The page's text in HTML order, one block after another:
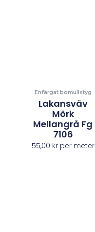
Enfärgat bomullstyg
Lakansväv
Mörk
Mellangrå Fg
7106
55,00 krper meter